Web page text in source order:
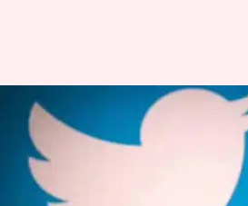
பின்தொடராத
கணக்குகளில்
தோன்றும் பதிவு -
பயனர்கள்